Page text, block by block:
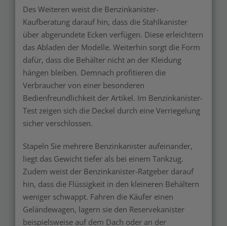
Des Weiteren weist die Benzinkanister-
Kaufberatung darauf hin, dass die Stahlkanister
über abgerundete Ecken verfügen. Diese erleichtern
das Abladen der Modelle. Weiterhin sorgt die Form
dafür, dass die Behälter nicht an der Kleidung
hängen bleiben. Demnach profitieren die
Verbraucher von einer besonderen
Bedienfreundlichkeit der Artikel. Im Benzinkanister-
Test zeigen sich die Deckel durch eine Verriegelung
sicher verschlossen.
Stapeln Sie mehrere Benzinkanister aufeinander,
liegt das Gewicht tiefer als bei einem Tankzug.
Zudem weist der Benzinkanister-Ratgeber darauf
hin, dass die Flüssigkeit in den kleineren Behältern
weniger schwappt. Fahren die Käufer einen
Geländewagen, lagern sie den Reservekanister
beispielsweise auf dem Dach oder an der